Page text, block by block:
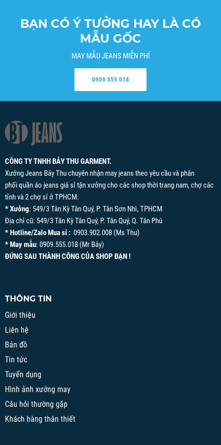
BẠN CÓ Ý TƯỞNG HAY LÀ CÓ
MẪU GỐC
MAY MẪU JEANS MIỄN PHÍ
0909 555 018
CÔNG TY TNHH BẢY THU GARMENT.
Xưởng Jeans Bảy Thu chuyên nhận may jeans theo yêu cầu và phân
phối quần áo jeans giá sỉ tận xưởng cho các shop thời trang nam, chợ các
tỉnh và 2 chợ sỉ ở TPHCM.
* Xưởng: 549/3 Tân Kỳ Tân Quý, P. Tân Sơn Nhì, TPHCM
Địa chỉ cũ: 549/3 Tân Kỳ Tân Quý, P. Tân Quý, Q. Tân Phú
* Hotline/Zalo Mua sỉ : 0903.902.008 (Ms Thu)
* May mẫu: 0909.555.018 (Mr Bảy)
ĐỨNG SAU THÀNH CÔNG CỦA SHOP BẠN !
THÔNG TIN
Giới thiệu
Liên hệ
Bản đồ
Tin tức
Tuyển dụng
Hình ảnh xưởng may
Câu hỏi thường gặp
Khách hàng thân thiết